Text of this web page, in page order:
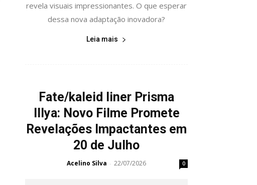
revela visuais impressionantes. O que esperar
dessa nova adaptação inovadora?
Leia mais
Fate/kaleid liner Prisma
Illya: Novo Filme Promete
Revelações Impactantes em
20 de Julho
Acelino Silva - 22/07/2026 0